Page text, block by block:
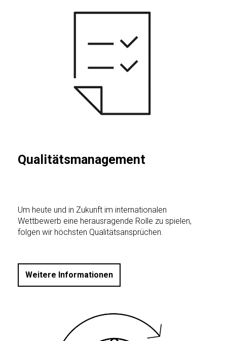
Qualitätsmanagement
Um heute und in Zukunft im internationalen
Wettbewerb eine herausragende Rolle zu spielen,
folgen wir höchsten Qualitätsansprüchen.
Weitere Informationen